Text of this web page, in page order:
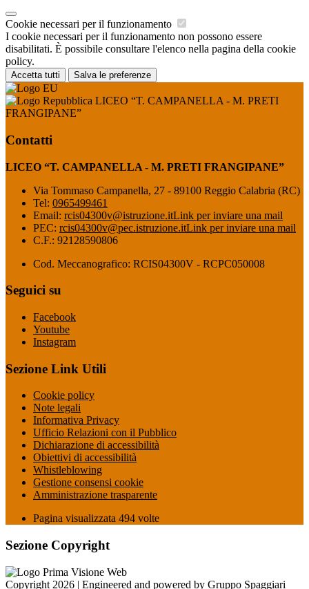
Cookie necessari per il funzionamento
I cookie necessari per il funzionamento non possono essere
disabilitati. È possibile consultare l'elenco nella pagina della cookie
policy.
Accetta tutti Salva le preferenze
LICEO “T. CAMPANELLA - M. PRETI
FRANGIPANE”
Contatti
LICEO “T. CAMPANELLA - M. PRETI FRANGIPANE”
Via Tommaso Campanella, 27 - 89100 Reggio Calabria (RC)
Tel: 0965499461
Email: rcis04300v@istruzione.itLink per inviare una mail
PEC: rcis04300v@pec.istruzione.itLink per inviare una mail
C.F.: 92128590806
Cod. Meccanografico: RCIS04300V - RCPC050008
Seguici su
Facebook
Youtube
Instagram
Sezione Link Utili
Cookie policy
Note legali
Informativa Privacy
Ufficio Relazioni con il Pubblico
Dichiarazione di accessibilità
Obiettivi di accessibilità
Whistleblowing
Gestione consensi cookie
Amministrazione trasparente
Pagina visualizzata 494 volte
Sezione Copyright
Copyright 2026 | Engineered and powered by Gruppo Spaggiari